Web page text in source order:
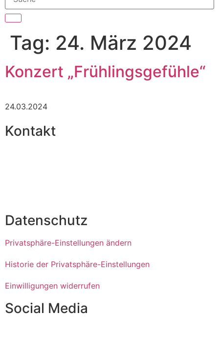
Tag: 24. März 2024
Konzert „Frühlingsgefühle“
24.03.2024
Kontakt
Datenschutz
Privatsphäre-Einstellungen ändern
Historie der Privatsphäre-Einstellungen
Einwilligungen widerrufen
Social Media